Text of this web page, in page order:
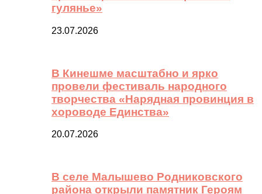
гулянье»
23.07.2026
В Кинешме масштабно и ярко
провели фестиваль народного
творчества «Нарядная провинция в
хороводе Единства»
20.07.2026
В селе Малышево Родниковского
района открыли памятник Героям